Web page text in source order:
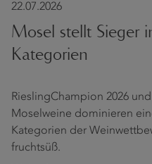
22.07.2026
Mosel stellt Sieger
Kategorien
RieslingChampion 2026
Moselweine dominieren
Kategorien der
fruchtsüß.